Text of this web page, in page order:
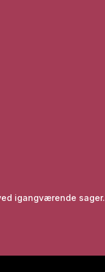
igangværende sager.